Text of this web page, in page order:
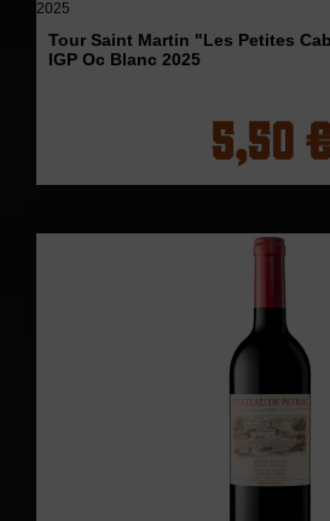
Tour Saint Martin "Les Petites
IGP Oc Blanc 2025
5,50 €